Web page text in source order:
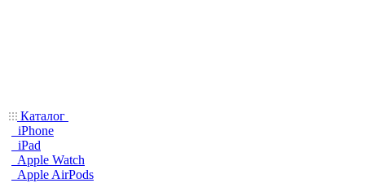
Каталог
iPhone
iPad
Apple Watch
Apple AirPods